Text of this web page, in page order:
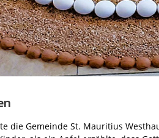
die Gemeinde St. Mauritius